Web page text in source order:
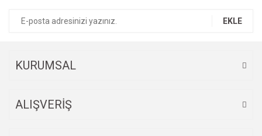
EKLE
KURUMSAL
ALIŞVERİŞ